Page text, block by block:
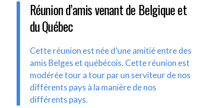
Réunion d’amis venant de Belgique et
du Québec
Cette réunion est née d’une amitié entre des
amis Belges et québécois. Cette réunion est
modérée tour a tour par un serviteur de nos
différents pays à la manière de nos
différents pays.